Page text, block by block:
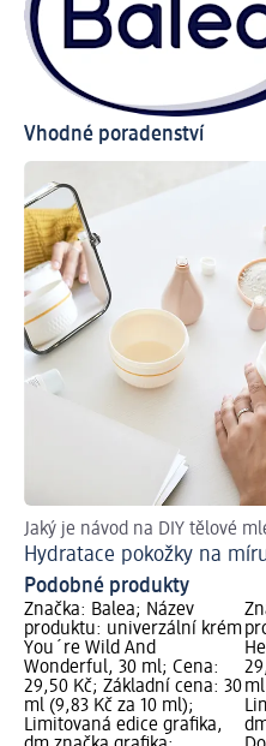
Vhodné poradenství
Jaký je návod na DIY tělové
Hydratace pokožky na
Podobné produkty
Značka: Balea; Název
produktu: univerzální krém
You´re Wild And
Wonderful, 30 ml; Cena:
29,50 Kč; Základní cena: 30
ml (9,83 Kč za 10 ml);
Limitovaná edice grafika,